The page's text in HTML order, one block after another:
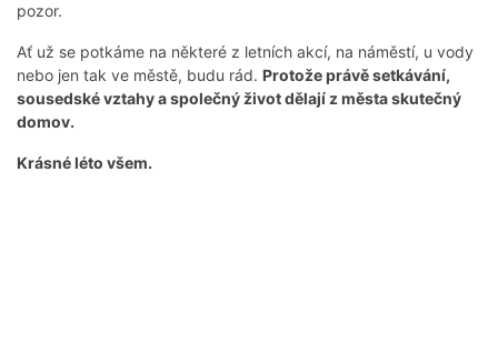
pozor.
Ať už se potkáme na některé z letních akcí, na náměstí, u vody
nebo jen tak ve městě, budu rád. Protože právě setkávání,
sousedské vztahy a společný život dělají z města skutečný
domov.
Krásné léto všem.